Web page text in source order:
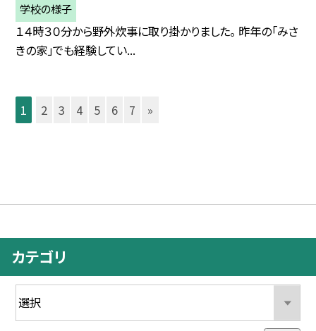
学校の様子
１４時３０分から野外炊事に取り掛かりました。 昨年の「みさ
きの家」でも経験してい...
1 2 3 4 5 6 7 »
カテゴリ